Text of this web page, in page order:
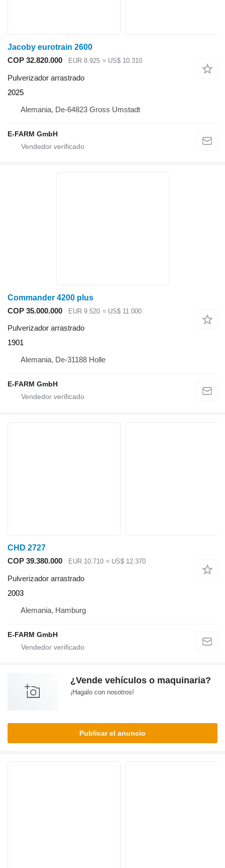
Jacoby eurotrain 2600
COP 32.820.000
EUR 8.925 ≈ US$ 10.310
Pulverizador arrastrado
2025
Alemania, De-64823 Gross Umstadt
E-FARM GmbH
Commander 4200 plus
COP 35.000.000
EUR 9.520 ≈ US$ 11.000
Pulverizador arrastrado
1901
Alemania, De-31188 Holle
E-FARM GmbH
CHD 2727
COP 39.380.000
EUR 10.710 ≈ US$ 12.370
Pulverizador arrastrado
2003
Alemania, Hamburg
E-FARM GmbH
¿Vende vehículos o maquinaria?
¡Hagalo con nosotros!
Publicar el anuncio